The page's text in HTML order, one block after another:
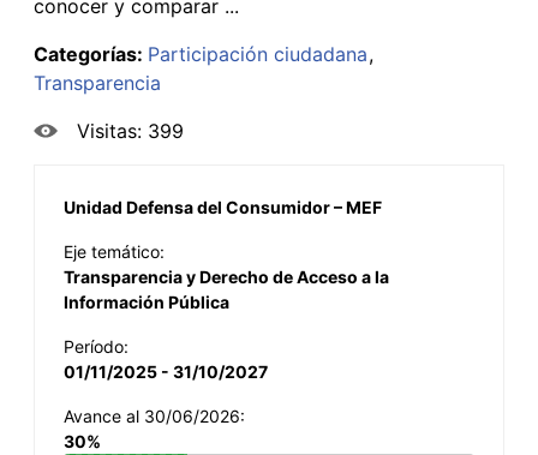
conocer y comparar ...
Categorías: Participación ciudadana
Transparencia
Visitas: 399
Unidad Defensa del Consumidor – MEF
Eje temático:
Transparencia y Derecho de Acceso a la
Información Pública
Período:
01/11/2025 - 31/10/2027
Avance al 30/06/2026:
30%